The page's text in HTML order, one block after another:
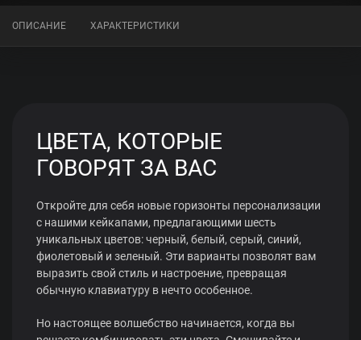
ОПИСАНИЕ ХАРАКТЕРИСТИКИ
ЦВЕТА, КОТОРЫЕ
ГОВОРЯТ ЗА ВАС
Откройте для себя новые горизонты персонализации
с нашими кейкапами, предлагающими шесть
уникальных цветов: черный, белый, серый, синий,
фиолетовый и зеленый. Эти варианты позволят вам
выразить свой стиль и настроение, превращая
обычную клавиатуру в нечто особенное.
Но настоящее волшебство начинается, когда вы